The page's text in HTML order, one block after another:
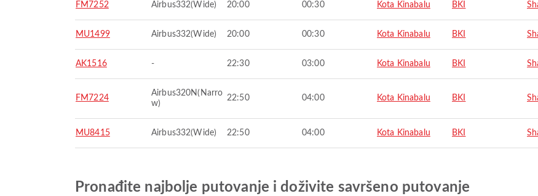
FM7252 Airbus332(Wide) 20:00 00:30 Kota Kinabalu BKI
MU1499 Airbus332(Wide) 20:00 00:30 Kota Kinabalu BKI
AK1516 - 22:30 03:00 Kota Kinabalu BKI
FM7224
Airbus320N(Narro
w)
22:50 04:00 Kota Kinabalu BKI
MU8415 Airbus332(Wide) 22:50 04:00 Kota Kinabalu BKI
Pronađite najbolje putovanje i doživite savršeno putovanje